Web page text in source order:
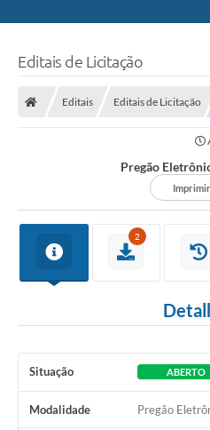
Editais de Licitação
Editais Editais de Licitação
Pregão
Imprimir
2
Situação ABERTO
Modalidade Pregão